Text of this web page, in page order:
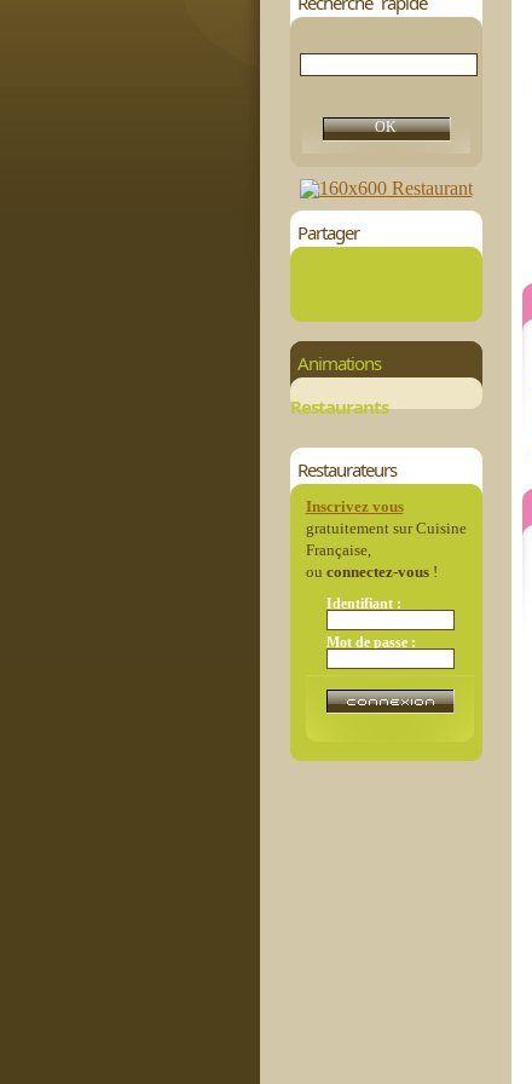
Partager
Animations
Restaurants
Restaurateurs
Inscrivez vous
gratuitement sur Cuisine
Française,
ou connectez-vous!
Identifiant :
Mot de passe :